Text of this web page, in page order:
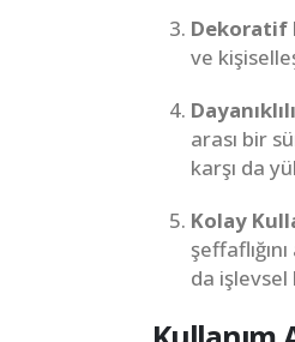
Dekoratif
ve
arası bir
karşı da
Kolay
da